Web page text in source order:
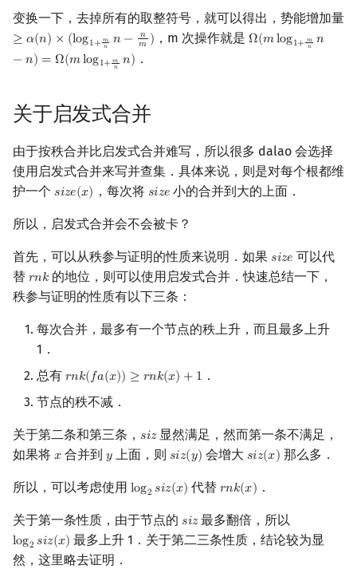
变换一下，去掉所有的取整符号，就可以得出，势能增加量
≥ 𝛼(𝑛) × (log1+ 𝑚
𝑛 𝑛 − 𝑛
𝑚 )
≥α (n)×( log1+mnn− n m) ，m 次操作就是Ω(𝑚log1+ 𝑚
𝑛 𝑛
−𝑛) = Ω(𝑚log1+ 𝑚
𝑛 𝑛)
Ω(mlog1+m nn
．
关于启发式合并
由于按秩合并比启发式合并难写，所以很多 dalao 会选择
使用启发式合并来写并查集．具体来说，则是对每个根都维
护一个 𝑠𝑖𝑧𝑒(𝑥)
size(x) ，每次将 𝑠𝑖𝑧𝑒
size 小的合并到大的上面．
所以，启发式合并会不会被卡？
首先，可以从秩参与证明的性质来说明．如果 𝑠𝑖𝑧𝑒
size 可以代
替 𝑟𝑛𝑘
rnk 的地位，则可以使用启发式合并．快速总结一下，
秩参与证明的性质有以下三条：
每次合并，最多有一个节点的秩上升，而且最多上升
1．
总有 𝑟𝑛𝑘(𝑓𝑎(𝑥)) ≥ 𝑟𝑛𝑘(𝑥) + 1
rnk(fa(x))≥r nk (x)+1
．
节点的秩不减．
关于第二条和第三条， 𝑠𝑖𝑧
siz显然满足，然而第一条不满足，
如果将 𝑥
x 合并到𝑦
y上面，则 𝑠𝑖𝑧(𝑦)
siz(y) 会增大 𝑠𝑖𝑧(𝑥)
siz(x) 那么多．
所以，可以考虑使用 log2 𝑠𝑖𝑧(𝑥)
log2 siz(x) 代替𝑟𝑛𝑘(𝑥)
rnk(x) ．
关于第一条性质，由于节点的 𝑠𝑖𝑧
siz最多翻倍，所以
log2 𝑠𝑖𝑧(𝑥)
log2 siz(x) 最多上升 1．关于第二三条性质，结论较为显
然，这里略去证明．